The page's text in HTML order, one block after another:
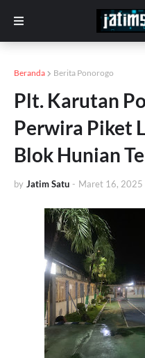
Beranda Berita Ponorogo
Plt. Karutan
Perwira Piket
Blok Hunian
by Jatim Satu - Maret 16, 2025